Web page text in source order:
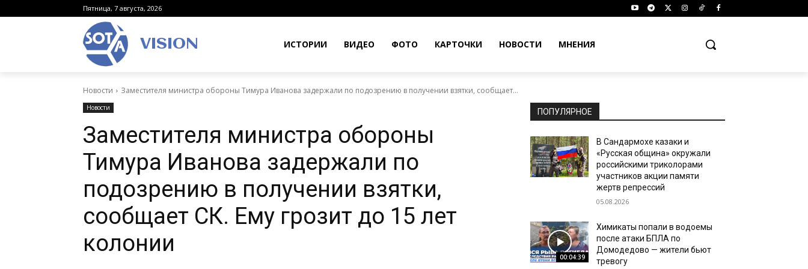
Пятница, 7 августа, 2026
VISION ИСТОРИИ ВИДЕО ФОТО КАРТОЧКИ НОВОСТИ МНЕНИЯ
Новости Заместителя министра обороны Тимура Иванова задержали по подозрению в получении взятки, сообщает...
Новости
Заместителя министра обороны
Тимура Иванова задержали по
подозрению в получении взятки,
сообщает СК. Ему грозит до 15 лет
колонии
ПОПУЛЯРНОЕ
В Сандармохе казаки и
«Русская община» окружали
российскими триколорами
участников акции памяти
жертв репрессий
05.08.2026
00:04:39
Химикаты попали в водоемы
после атаки БПЛА по
Домодедово — жители бьют
тревогу